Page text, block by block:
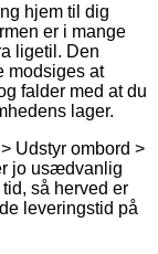
hjem til dig
er i mange
ligetil. Den
modsiges at
falder med at du
lager.
Udstyr ombord >
jo usædvanlig
så herved er
leveringstid på